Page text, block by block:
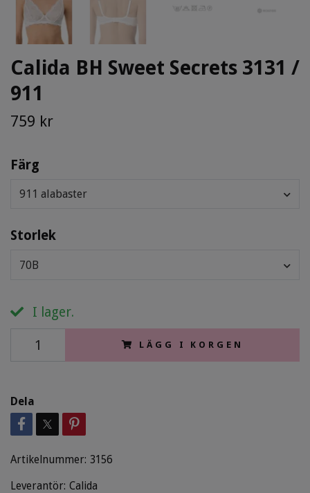
Calida BH Sweet Secrets 3131 /
911
759 kr
Färg
911 alabaster
Storlek
70B
I lager.
LÄGG I KORGEN
Dela
Artikelnummer: 3156
Leverantör: Calida